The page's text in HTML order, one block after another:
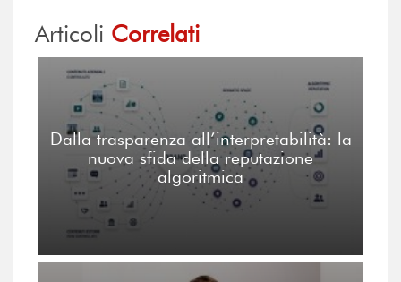
Articoli Correlati
Dalla trasparenza all’interpretabilità: la
nuova sfida della reputazione
algoritmica